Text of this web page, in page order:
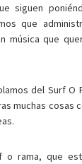
siguen
que
música que
del Surf O
muchas cosas
o rama, que